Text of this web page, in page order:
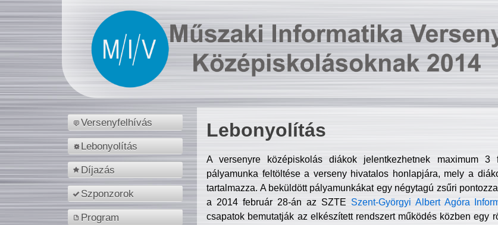
Versenyfelhívás
Lebonyolítás
Díjazás
Szponzorok
Program
Lebonyolítás
A versenyre középiskolás diákok jelentkezhetnek maximum
pályamunka feltöltése a verseny hivatalos honlapjára, mely a
tartalmazza. A beküldött pályamunkákat egy négytagú zsűri
a 2014 február 28-án az SZTE Szent-Györgyi Albert Agóra
csapatok bemutatják az elkészített rendszert működés közben egy